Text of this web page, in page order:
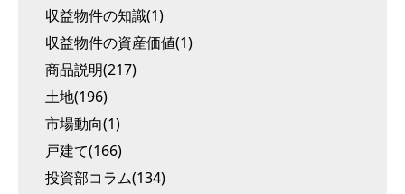
収益物件の知識(1)
収益物件の資産価値(1)
商品説明(217)
土地(196)
市場動向(1)
戸建て(166)
投資部コラム(134)